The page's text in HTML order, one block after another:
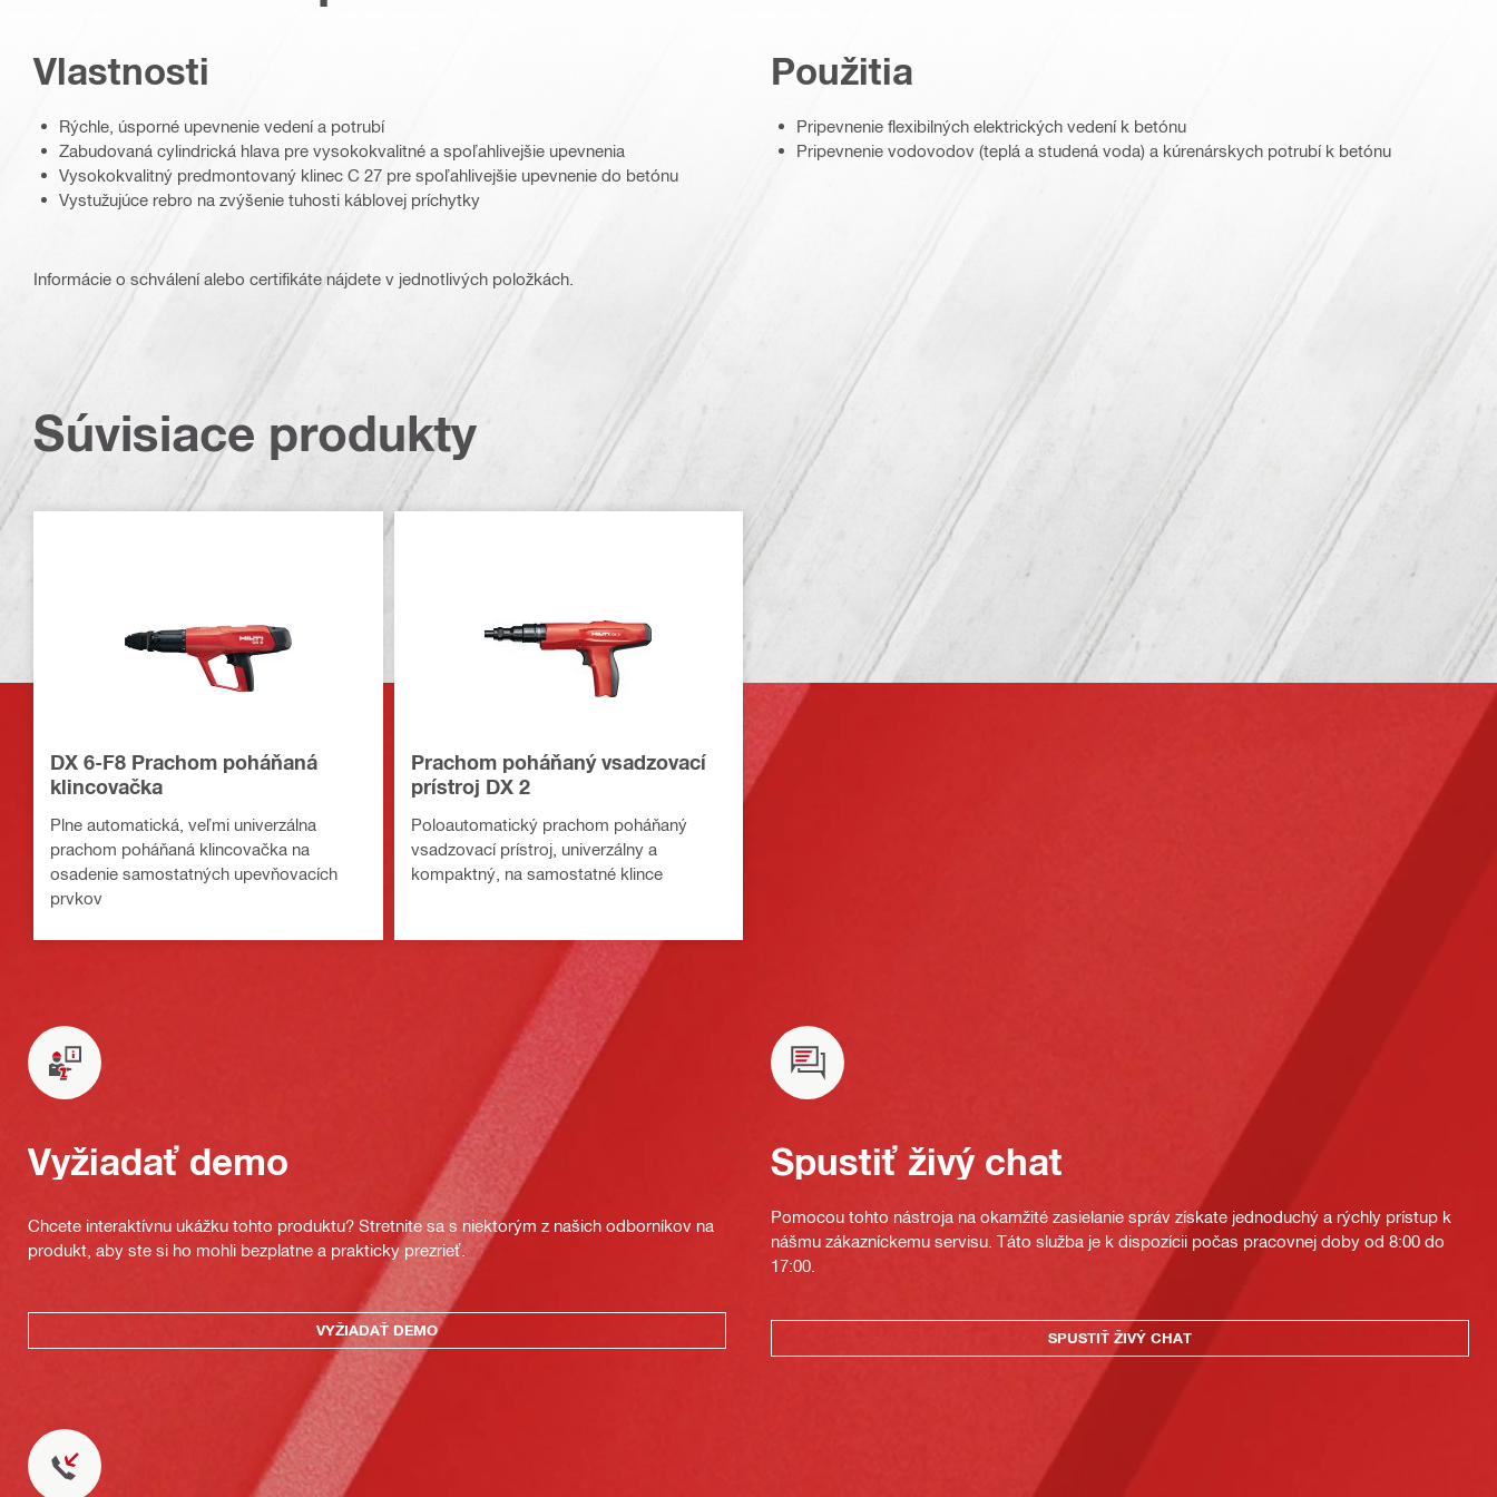
Vlastnosti
Rýchle, úsporné upevnenie vedení a potrubí
Zabudovaná cylindrická hlava pre vysokokvalitné a spoľahlivejšie upevnenia
Vysokokvalitný predmontovaný klinec C 27 pre spoľahlivejšie upevnenie do betónu
Vystužujúce rebro na zvýšenie tuhosti káblovej príchytky
Použitia
Pripevnenie flexibilných elektrických vedení k betónu
Pripevnenie vodovodov (teplá a studená voda) a kúrenárskych potrubí k betónu
Informácie o schválení alebo certifikáte nájdete v jednotlivých položkách.
Súvisiace produkty
DX 6-F8 Prachom poháňaná
klincovačka
Plne automatická, veľmi univerzálna
prachom poháňaná klincovačka na
osadenie samostatných upevňovacích
prvkov
Prachom poháňaný vsadzovací
prístroj DX 2
Poloautomatický prachom poháňaný
vsadzovací prístroj, univerzálny a
kompaktný, na samostatné klince
Vyžiadať demo
Chcete interaktívnu ukážku tohto produktu? Stretnite sa s niektorým z našich odborníkov na
produkt, aby ste si ho mohli bezplatne a prakticky prezrieť.
VYŽIADAŤ DEMO
Spustiť živý chat
Pomocou tohto nástroja na okamžité zasielanie správ získate jednoduchý a rýchly prístup k
nášmu zákazníckemu servisu. Táto služba je k dispozícii počas pracovnej doby od 8:00 do
17:00.
SPUSTIŤ ŽIVÝ CHAT